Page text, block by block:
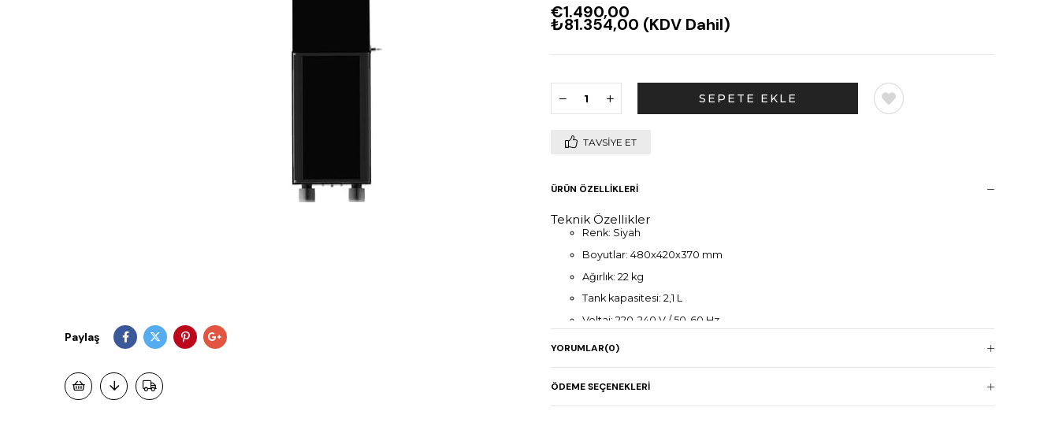
Paylaş
€1.490,00
₺81.354,00 (KDV Dahil)
TAVSIYE ET
ÜRÜN ÖZELLIKLERI
Teknik Özellikler
Renk: Siyah
Boyutlar: 480x420x370 mm
Ağırlık: 22 kg
Tank kapasitesi: 2,1 L
Voltaj: 220-240 V / 50-60 Hz
YORUMLAR(0)
ÖDEME SEÇENEKLERI